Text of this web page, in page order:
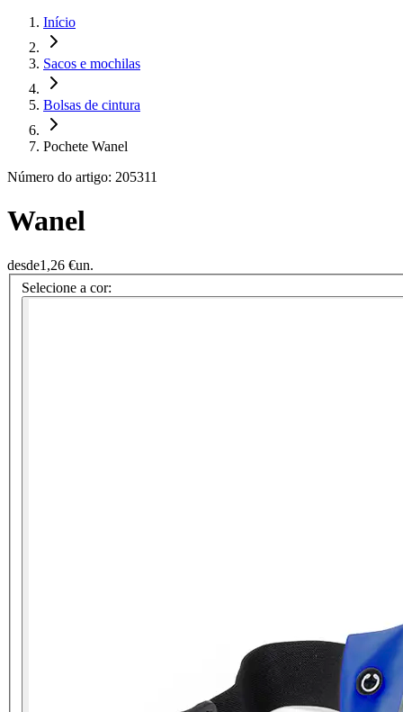
Início
Sacos e mochilas
Bolsas de cintura
Pochete Wanel
Número do artigo: 205311
Wanel
desde1,26 €un.
Selecione a cor: